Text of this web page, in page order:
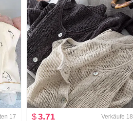
17
$3.71 Verkäufe 18